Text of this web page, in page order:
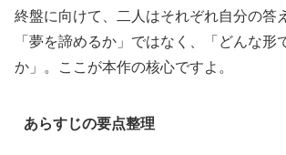
終盤に向けて、二人はそれぞれ自分の答
「夢を諦めるか」ではなく、「どんな形
か」。ここが本作の核心ですよ。
あらすじの要点整理